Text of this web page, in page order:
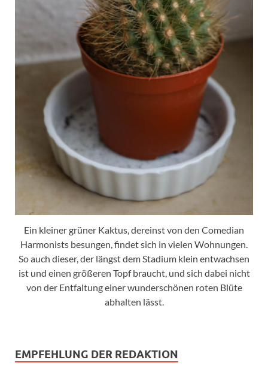
Ein kleiner grüner Kaktus, dereinst von den Comedian
Harmonists besungen, findet sich in vielen Wohnungen.
So auch dieser, der längst dem Stadium klein entwachsen
ist und einen größeren Topf braucht, und sich dabei nicht
von der Entfaltung einer wunderschönen roten Blüte
abhalten lässt.
EMPFEHLUNG DER REDAKTION